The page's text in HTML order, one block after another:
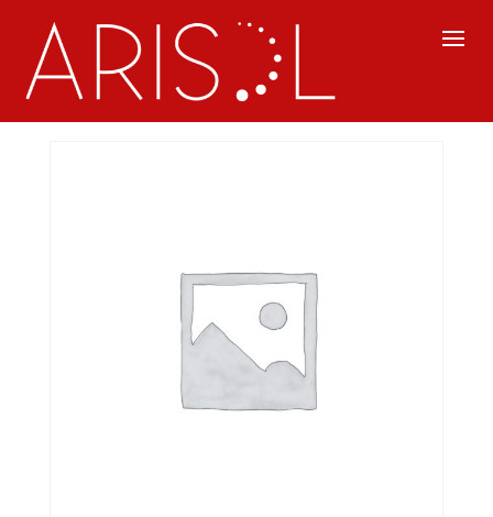
Inicio /Lingüística
/ (20-LI-MERITG5) Metodología
para la redacción de informes técnicos.